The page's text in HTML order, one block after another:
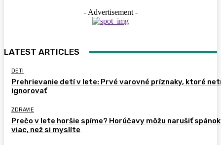
- Advertisement -
LATEST ARTICLES
DETI
Prehrievanie detí v lete: Prvé varovné príznaky, ktoré
ignorovať
ZDRAVIE
Prečo v lete horšie spíme? Horúčavy môžu narušiť spánok
viac, než si myslíte